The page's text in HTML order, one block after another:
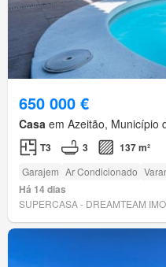
650 000 €
Casa em Azeitão, Município
T3 3 137 m²
Garajem Ar Condicionado
Há 14 dias
SUPERCASA - DREAMTEAM